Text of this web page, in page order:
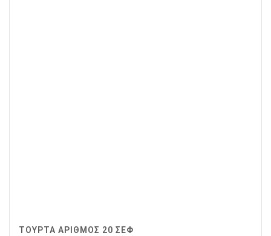
ΤΟΥΡΤΑ ΑΡΙΘΜΟΣ 20 ΣΕΦ